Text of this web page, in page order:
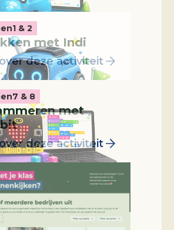
1 & 2
met Indi
deze activiteit
7 & 8
met
deze activiteit